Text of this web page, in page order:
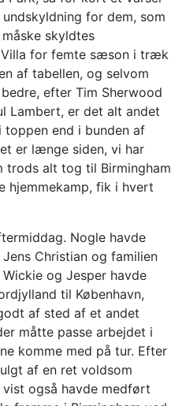
for dem, som
skyldtes
for femte sæson i træk
af tabellen, og selvom
efter Tim Sherwood
Lambert, er det alt andet
end i bunden af
er længe siden, vi har
trods alt tog til Birmingham
hjemmekamp, fik i hvert
Nogle havde
Christian og familien
Wickie og Jesper havde
til København,
af sted af et andet
måtte passe arbejdet i
komme med på tur. Efter
af en ret voldsom
også havde medført